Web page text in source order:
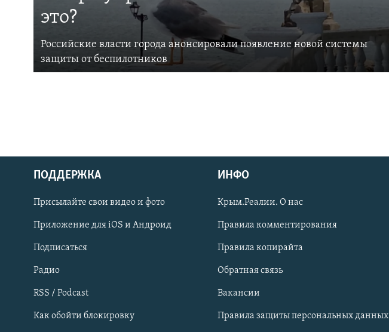
Українською
Qırımtatar
ПРИСОЕДИНЯЙТЕСЬ!
это?
Российские власти города анонсировали появление новой системы
защиты от беспилотников
ПОДДЕРЖКА
Присылайте свои видео и фото
Приложение для iOS и Андроид
Подписаться
Радио
RSS / Podcast
Как обойти блокировку
ИНФО
Крым.Реалии. О нас
Правила комментирования
Правила копирайта
Обратная связь
Вакансии
Правила защиты персональных данных